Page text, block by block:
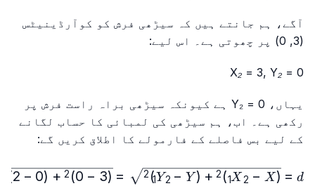
آگے، ہم جانتے ہیں کہ سیڑھی فرش کو کوآرڈینیٹس
(3, 0) پر چھوتی ہے۔ اس لیے:
X₂ = 3, Y₂ = 0
یہاں، Y₂ = 0 ہے کیونکہ سیڑھی براہ راست فرش پر
رکھی ہے۔ اب، ہم سیڑھی کی لمبائی کا حساب لگانے
کے لیے بس فاصلے کے فارمولے کا اطلاق کریں گے:
2)^2}=\sqrt{3^2+(-2)^2} d
=
(
X 2 − X
1
)
2
+
(
Y 2 − Y
1
)
2
=
(
3
−
0
)
2
+
(
0
−
2
)